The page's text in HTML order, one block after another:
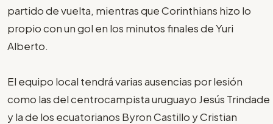
partido de vuelta, mientras que Corinthians hizo lo
propio con un gol en los minutos finales de Yuri
Alberto.
El equipo local tendrá varias ausencias por lesión
como las del centrocampista uruguayo Jesús Trindade
y la de los ecuatorianos Byron Castillo y Cristian